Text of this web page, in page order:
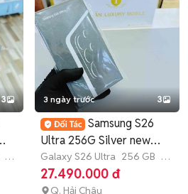
3
7-
3 ngày trước 3
Samsung S26
Ultra 256G Silver new
seal VN 100%
Galaxy S26 Ultra 256 GB 7-
12 tháng
27.490.000 đ
Q. Hải Châu